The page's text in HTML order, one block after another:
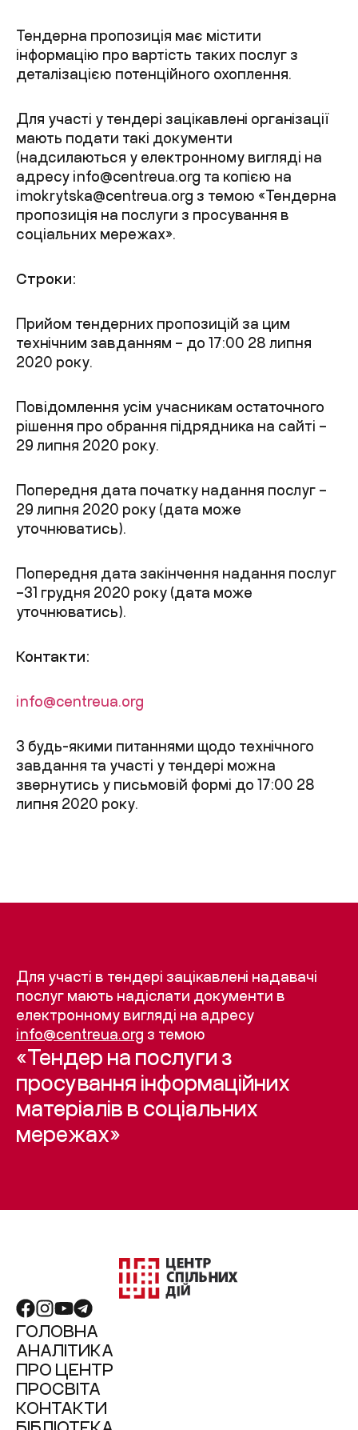
Тендерна пропозиція має містити
інформацію про вартість таких послуг з
деталізацією потенційного охоплення.
Для участі у тендері зацікавлені організації
мають подати такі документи
(надсилаються у електронному вигляді на
адресу info@centreua.org та копією на
imokrytska@centreua.org з темою «Тендерна
пропозиція на послуги з просування в
соціальних мережах».
Строки:
Прийом тендерних пропозицій за цим
технічним завданням – до 17:00 28 липня
2020 року.
Повідомлення усім учасникам остаточного
рішення про обрання підрядника на сайті –
29 липня 2020 року.
Попередня дата початку надання послуг –
29 липня 2020 року (дата може
уточнюватись).
Попередня дата закінчення надання послуг
–31 грудня 2020 року (дата може
уточнюватись).
Контакти:
info@centreua.org
З будь-якими питаннями щодо технічного
завдання та участі у тендері можна
звернутись у письмовій формі до 17:00 28
липня 2020 року.
Для участі в тендері зацікавлені надавачі
послуг мають надіслати документи в
електронному вигляді на адресу
info@centreua.org з темою
«Тендер на послуги з
просування інформаційних
матеріалів в соціальних
мережах»
ГОЛОВНА
АНАЛІТИКА
ПРО ЦЕНТР
ПРОСВІТА
КОНТАКТИ